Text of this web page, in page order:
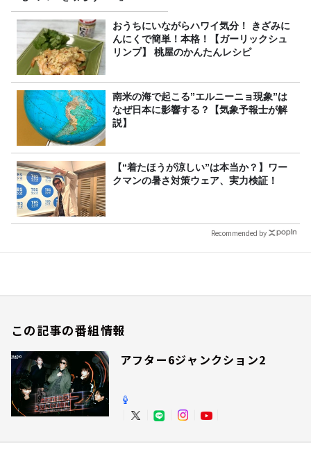
おうちにいながらハワイ気分！ きざみに
んにくで簡単！本格！【ガーリックシュ
リンプ】 桃屋のかんたんレシピ
南米の海で起こる”エルニーニョ現象”は
なぜ日本に影響する？【気象予報士が解
説】
【“着たほうが涼しい”は本当か？】ワー
クマンの暑さ対策ウェア、実力検証！
Recommended by
この記事の番組情報
アフター6ジャンクション2